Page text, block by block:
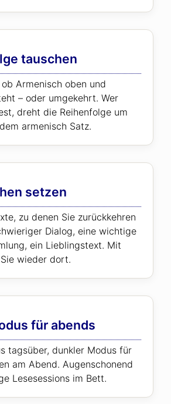
tauschen
Armenisch oben und
– oder umgekehrt. Wer
dreht die Reihenfolge um
armenisch Satz.
setzen
zu denen Sie zurückkehren
Dialog, eine wichtige
ein Lieblingstext. Mit
wieder dort.
für abends
tagsüber, dunkler Modus für
am Abend. Augenschonend
Lesesessions im Bett.